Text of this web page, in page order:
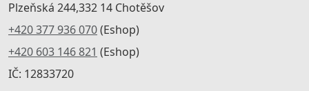
Plzeňská 244,332 14 Chotěšov
+420 377 936 070(Eshop)
+420 603 146 821 (Eshop)
IČ: 12833720